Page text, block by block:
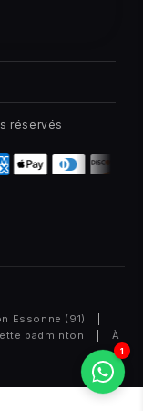
réservés
Essonne (91)
badminton
À
1